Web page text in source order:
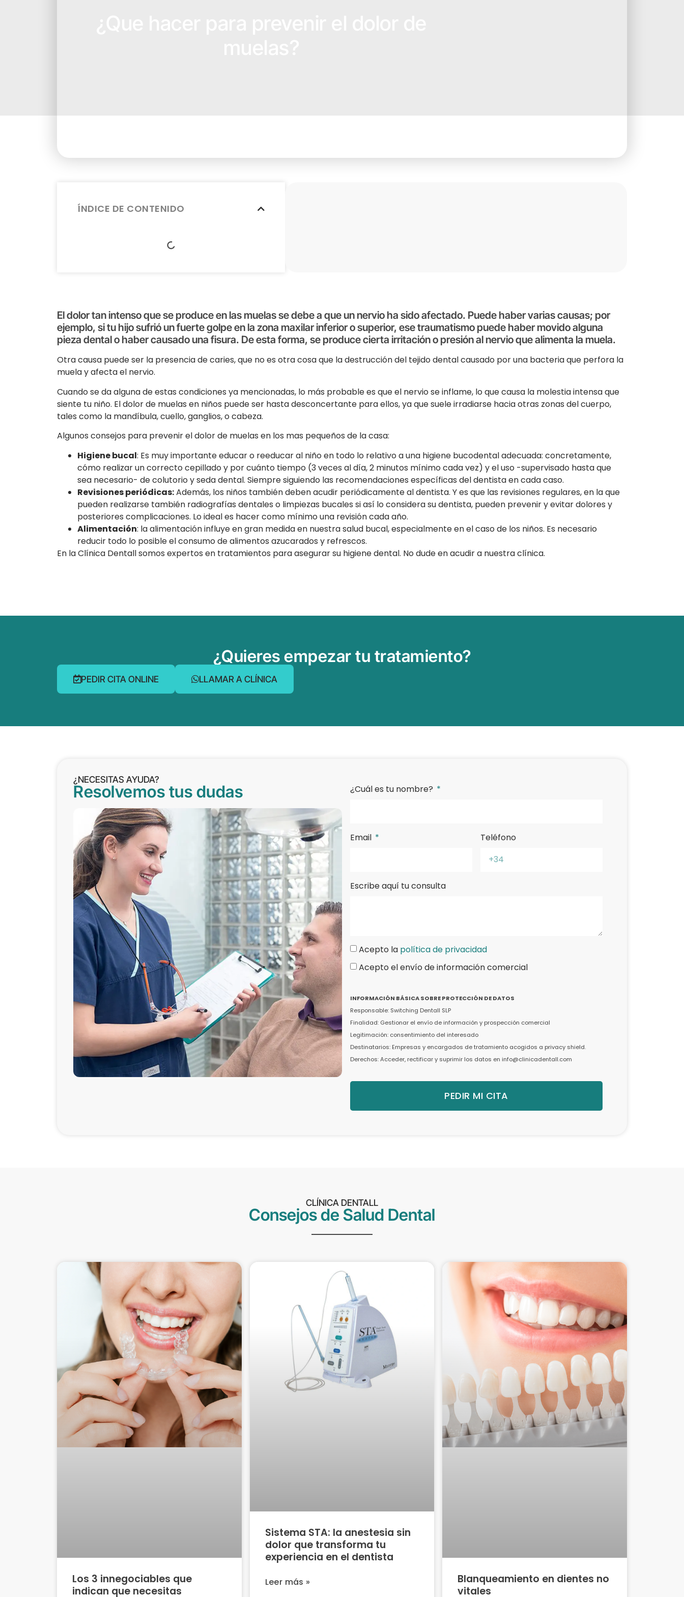
ÍNDICE DE CONTENIDO
El dolor tan intenso que se produce en las muelas se debe a que un nervio ha sido afectado. Puede haber varias causas; por
ejemplo, si tu hijo sufrió un fuerte golpe en la zona maxilar inferior o superior, ese traumatismo puede haber movido alguna
pieza dental o haber causado una fisura. De esta forma, se produce cierta irritación o presión al nervio que alimenta la muela.
Otra causa puede ser la presencia de caries, que no es otra cosa que la destrucción del tejido dental causado por una bacteria que perfora la
muela y afecta el nervio.
Cuando se da alguna de estas condiciones ya mencionadas, lo más probable es que el nervio se inflame, lo que causa la molestia intensa que
siente tu niño. El dolor de muelas en niños puede ser hasta desconcertante para ellos, ya que suele irradiarse hacia otras zonas del cuerpo,
tales como la mandíbula, cuello, ganglios, o cabeza.
Algunos consejos para prevenir el dolor de muelas en los mas pequeños de la casa:
Higiene bucal: Es muy importante educar o reeducar al niño en todo lo relativo a una higiene bucodental adecuada: concretamente,
cómo realizar un correcto cepillado y por cuánto tiempo (3 veces al día, 2 minutos mínimo cada vez) y el uso -supervisado hasta que
sea necesario- de colutorio y seda dental. Siempre siguiendo las recomendaciones específicas del dentista en cada caso.
Revisiones periódicas:Además, los niños también deben acudir periódicamente al dentista. Y es que las revisiones regulares, en la que
pueden realizarse también radiografías dentales o limpiezas bucales si así lo considera su dentista, pueden prevenir y evitar dolores y
posteriores complicaciones. Lo ideal es hacer como mínimo una revisión cada año.
Alimentación: la alimentación influye en gran medida en nuestra salud bucal, especialmente en el caso de los niños. Es necesario
reducir todo lo posible el consumo de alimentos azucarados y refrescos.
En la Clínica Dentall somos expertos en tratamientos para asegurar su higiene dental. No dude en acudir a nuestra clínica.
¿Quieres empezar tu tratamiento?
PEDIR CITA ONLINE LLAMAR A CLÍNICA
¿NECESITAS AYUDA?
Resolvemos tus dudas ¿Cuál es tu nombre?
Email Teléfono
Escribe aquí tu consulta
Acepto la política de privacidad
Acepto el envío de información comercial
INFORMACIÓN BÁSICA SOBRE PROTECCIÓN DE DATOS
Responsable: Switching Dentall SLP
Finalidad: Gestionar el envío de información y prospección comercial
Legitimación: consentimiento del interesado
Destinatarios: Empresas y encargados de tratamiento acogidos a privacy shield.
Derechos: Acceder, rectificar y suprimir los datos en info@clinicadentall.com
PEDIR MI CITA
CLÍNICA DENTALL
Consejos de Salud Dental
Los 3 innegociables que
indican que necesitas
Sistema STA: la anestesia sin
dolor que transforma tu
experiencia en el dentista
Leer más »
Blanqueamiento en dientes no
vitales